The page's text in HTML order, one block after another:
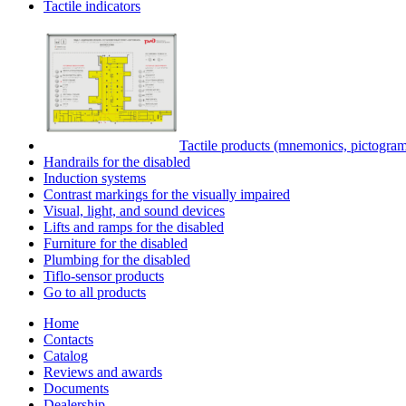
Tactile indicators
Tactile products (mnemonics,
Handrails for the disabled
Induction systems
Contrast markings for the visually impaired
Visual, light, and sound devices
Lifts and ramps for the disabled
Furniture for the disabled
Plumbing for the disabled
Tiflo-sensor products
Go to all products
Home
Contacts
Catalog
Reviews and awards
Documents